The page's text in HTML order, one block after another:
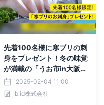
先着100名様に寒ブリの刺
身をプレゼント！冬の味覚
が満載の「うお市in大阪北
港マリーナ」2月23日
（日）開催決定！
2025-02-04 11:00
biid株式会社